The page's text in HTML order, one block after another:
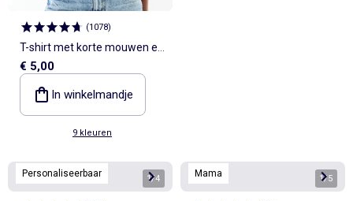
(1078)
T-shirt met korte mouwen en
V-hals
€ 5,00
In winkelmandje
9 kleuren
Personaliseerbaar 1/4 Mama 1/5